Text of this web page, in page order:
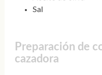
Sal
Preparación de
cazadora